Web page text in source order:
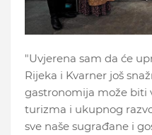
"Uvjerena sam da će
Rijeka i Kvarner još
gastronomija može biti
turizma i ukupnog
sve naše sugrađane i